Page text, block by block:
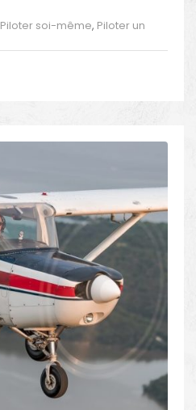
Piloter soi-même, Piloter un